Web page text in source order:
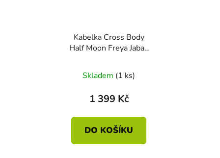
Kabelka Cross Body
Half Moon Freya Jabali
Skladem (1 ks)
1 399 Kč
DO KOŠÍKU